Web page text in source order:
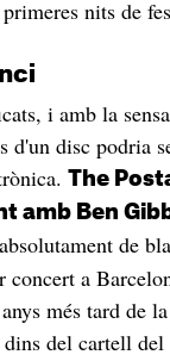
nits de
i amb la
d'un disc podria
The
amb Ben
de
concert a
més tard de
dins del cartell